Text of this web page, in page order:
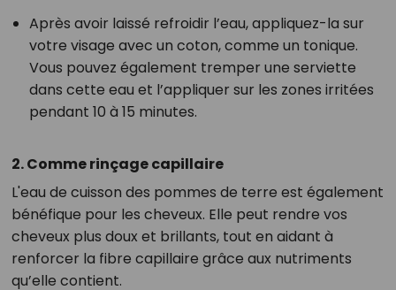
Après avoir laissé refroidir l’eau, appliquez-la sur
votre visage avec un coton, comme un tonique.
Vous pouvez également tremper une serviette
dans cette eau et l’appliquer sur les zones irritées
pendant 10 à 15 minutes.
2. Comme rinçage capillaire
L'eau de cuisson des pommes de terre est également
bénéfique pour les cheveux. Elle peut rendre vos
cheveux plus doux et brillants, tout en aidant à
renforcer la fibre capillaire grâce aux nutriments
qu’elle contient.